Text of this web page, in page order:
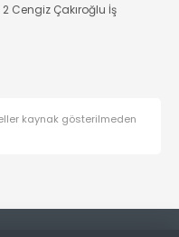
Cengiz Çakıroğlu İş
kaynak gösterilmeden